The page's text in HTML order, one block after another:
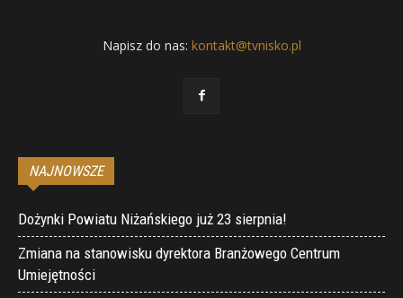
Napisz do nas: kontakt@tvnisko.pl
NAJNOWSZE
Dożynki Powiatu Niżańskiego już 23 sierpnia!
Zmiana na stanowisku dyrektora Branżowego Centrum
Umiejętności